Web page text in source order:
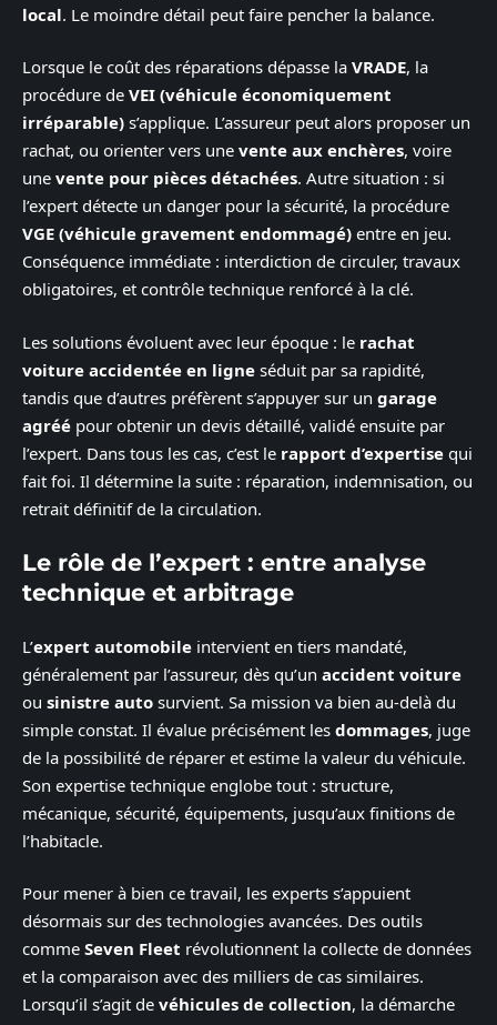
local. Le moindre détail peut faire pencher la balance.
Lorsque le coût des réparations dépasse la VRADE, la
procédure de VEI (véhicule économiquement
irréparable) s’applique. L’assureur peut alors proposer un
rachat, ou orienter vers une vente aux enchères, voire
une vente pour pièces détachées. Autre situation : si
l’expert détecte un danger pour la sécurité, la procédure
VGE (véhicule gravement endommagé) entre en jeu.
Conséquence immédiate : interdiction de circuler, travaux
obligatoires, et contrôle technique renforcé à la clé.
Les solutions évoluent avec leur époque : le rachat
voiture accidentée en ligne séduit par sa rapidité,
tandis que d’autres préfèrent s’appuyer sur un garage
agréé pour obtenir un devis détaillé, validé ensuite par
l’expert. Dans tous les cas, c’est le rapport d’expertise qui
fait foi. Il détermine la suite : réparation, indemnisation, ou
retrait définitif de la circulation.
Le rôle de l’expert : entre analyse
technique et arbitrage
L’expert automobile intervient en tiers mandaté,
généralement par l’assureur, dès qu’un accident voiture
ou sinistre auto survient. Sa mission va bien au-delà du
simple constat. Il évalue précisément les dommages, juge
de la possibilité de réparer et estime la valeur du véhicule.
Son expertise technique englobe tout : structure,
mécanique, sécurité, équipements, jusqu’aux finitions de
l’habitacle.
Pour mener à bien ce travail, les experts s’appuient
désormais sur des technologies avancées. Des outils
comme Seven Fleet révolutionnent la collecte de données
et la comparaison avec des milliers de cas similaires.
Lorsqu’il s’agit de véhicules de collection, la démarche